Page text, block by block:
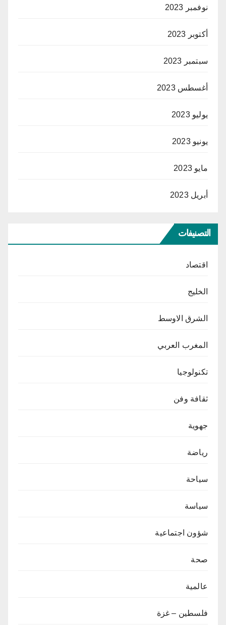
نوفمبر 2023
أكتوبر 2023
سبتمبر 2023
أغسطس 2023
يوليو 2023
يونيو 2023
مايو 2023
أبريل 2023
التصنيفات
اقتصاد
الخليج
الشرق الاوسط
المغرب العربي
تكنولوجيا
ثقافة وفن
جهوية
رياضة
سياحة
سياسة
شؤون اجتماعية
صحة
عالمية
فلسطين – غزة